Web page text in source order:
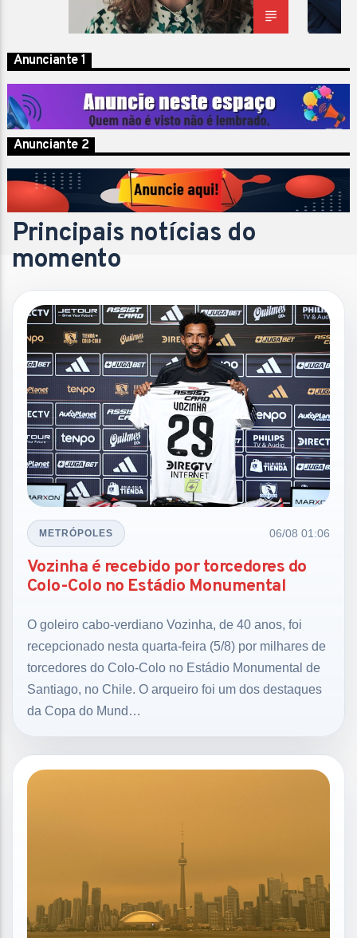
Anunciante 1
Anunciante 2
Principais notícias do
momento
METRÓPOLES 06/08 01:06
Vozinha é recebido por torcedores do
Colo-Colo no Estádio Monumental
O goleiro cabo-verdiano Vozinha, de 40 anos, foi
recepcionado nesta quarta-feira (5/8) por milhares de
torcedores do Colo-Colo no Estádio Monumental de
Santiago, no Chile. O arqueiro foi um dos destaques
da Copa do Mund…